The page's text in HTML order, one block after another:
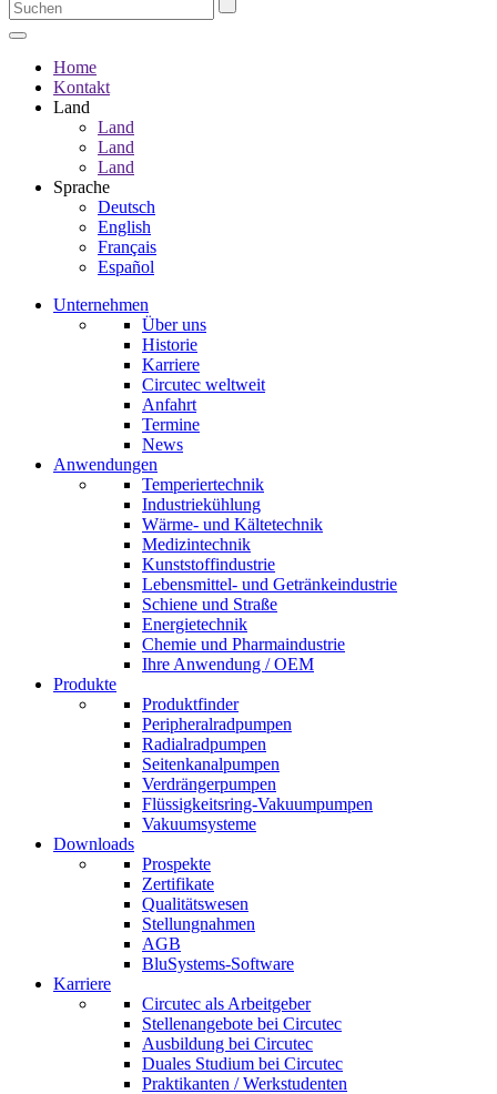
Home
Kontakt
Land
Land
Land
Land
Sprache
Deutsch
English
Français
Español
Unternehmen
Über uns
Historie
Karriere
Circutec weltweit
Anfahrt
Termine
News
Anwendungen
Temperiertechnik
Industriekühlung
Wärme- und Kältetechnik
Medizintechnik
Kunststoffindustrie
Lebensmittel- und Getränkeindustrie
Schiene und Straße
Energietechnik
Chemie und Pharmaindustrie
Ihre Anwendung / OEM
Produkte
Produktfinder
Peripheralradpumpen
Radialradpumpen
Seitenkanalpumpen
Verdrängerpumpen
Flüssigkeitsring-Vakuumpumpen
Vakuumsysteme
Downloads
Prospekte
Zertifikate
Qualitätswesen
Stellungnahmen
AGB
BluSystems-Software
Karriere
Circutec als Arbeitgeber
Stellenangebote bei Circutec
Ausbildung bei Circutec
Duales Studium bei Circutec
Praktikanten / Werkstudenten